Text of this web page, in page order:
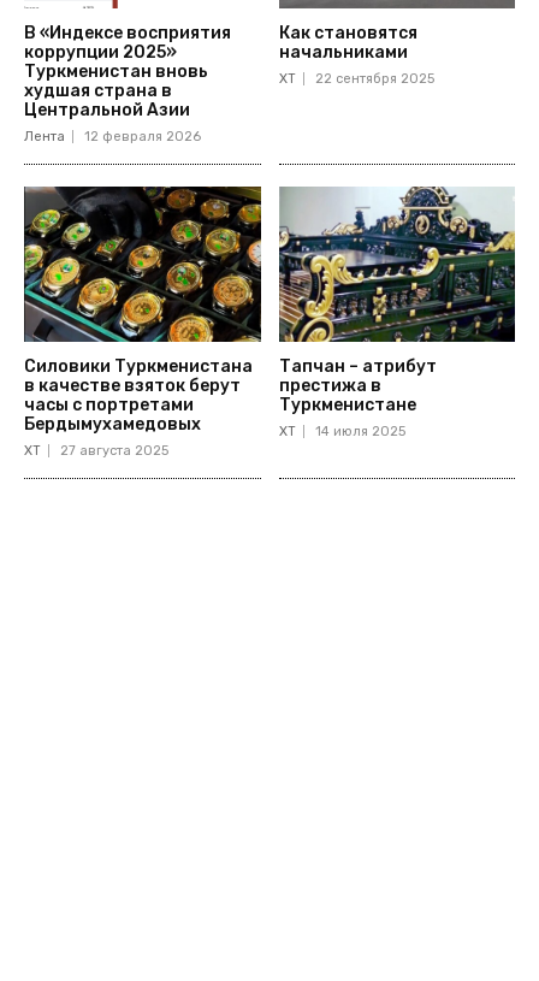
В «Индексе восприятия
коррупции 2025»
Туркменистан вновь
худшая страна в
Центральной Азии
Лента 12 февраля 2026
Как становятся
начальниками
ХТ 22 сентября 2025
Силовики Туркменистана
в качестве взяток берут
часы с портретами
Бердымухамедовых
ХТ 27 августа 2025
Тапчан – атрибут
престижа в
Туркменистане
ХТ 14 июля 2025